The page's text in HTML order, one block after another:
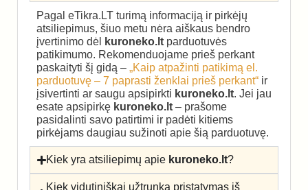
Pagal eTikra.LT turimą informaciją ir pirkėjų
atsiliepimus, šiuo metu nėra aiškaus bendro
įvertinimo dėl
kuroneko.lt parduotuvės
patikimumo. Rekomenduojame prieš perkant
paskaityti šį gidą – „Kaip atpažinti patikimą el.
parduotuvę – 7 paprasti ženklai prieš perkant“ ir
įsivertinti ar saugu apsipirkti kuroneko.lt. Jei jau
esate apsipirkę kuroneko.lt – prašome
pasidalinti savo patirtimi ir padėti kitiems
pirkėjams daugiau sužinoti apie šią parduotuvę.
Kiek yra atsiliepimų apie kuroneko.lt?
Kiek vidutiniškai užtrunka pristatymas iš